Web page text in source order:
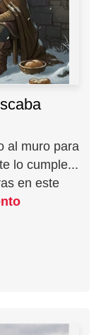
al muro para
lo cumple...
en este